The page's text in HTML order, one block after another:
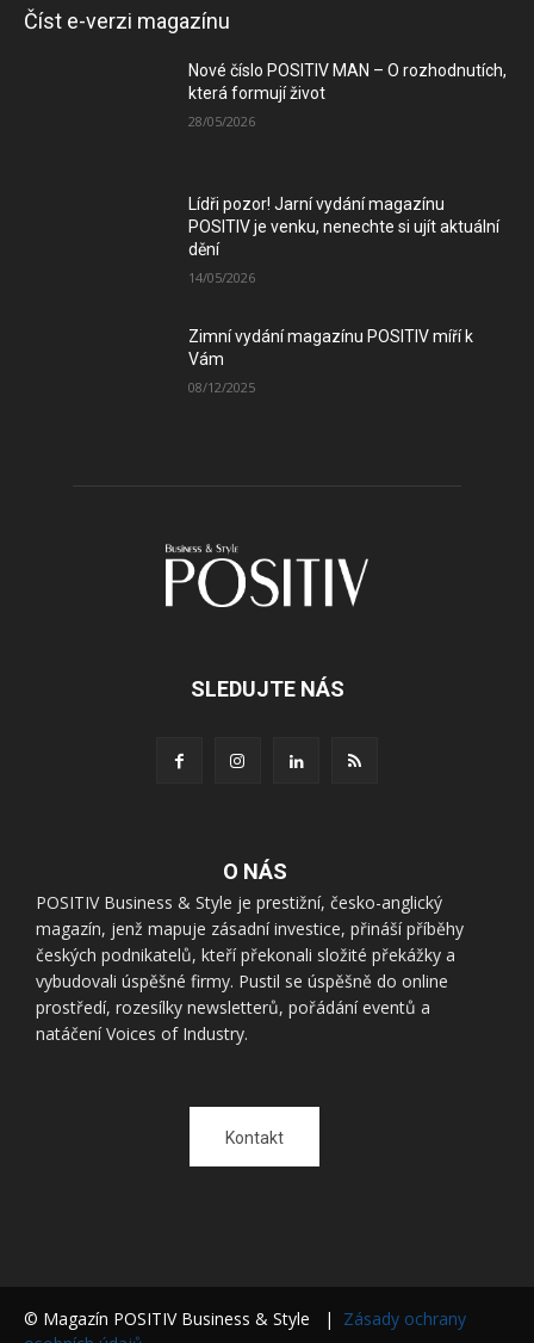
Číst e-verzi magazínu
Nové číslo POSITIV MAN – O rozhodnutích,
která formují život
28/05/2026
Lídři pozor! Jarní vydání magazínu
POSITIV je venku, nenechte si ujít aktuální
dění
14/05/2026
Zimní vydání magazínu POSITIV míří k
Vám
08/12/2025
SLEDUJTE NÁS
O NÁS
POSITIV Business & Style je prestižní, česko-anglický
magazín, jenž mapuje zásadní investice, přináší příběhy
českých podnikatelů, kteří překonali složité překážky a
vybudovali úspěšné firmy. Pustil se úspěšně do online
prostředí, rozesílky newsletterů, pořádání eventů a
natáčení Voices of Industry.
Kontakt
© Magazín POSITIV Business & Style | Zásady ochrany